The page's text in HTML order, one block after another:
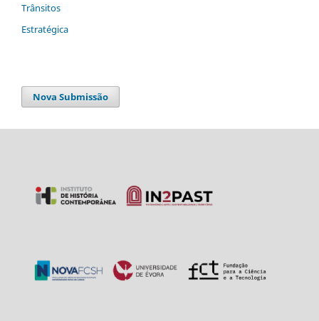
Trânsitos
Estratégica
Nova Submissão